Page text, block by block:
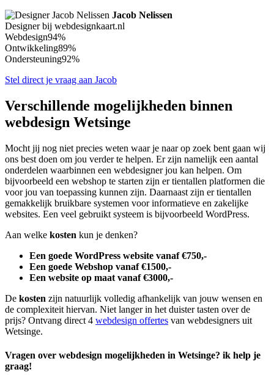
Jacob Nelissen
Designer bij webdesignkaart.nl
Webdesign94%
Ontwikkeling89%
Ondersteuning92%
Stel direct je vraag aan Jacob
Verschillende mogelijkheden binnen
webdesign Wetsinge
Mocht jij nog niet precies weten waar je naar op zoek bent gaan wij
ons best doen om jou verder te helpen. Er zijn namelijk een aantal
onderdelen waarbinnen een webdesigner jou kan helpen. Om
bijvoorbeeld een webshop te starten zijn er tientallen platformen die
voor jou van toepassing kunnen zijn. Daarnaast zijn er tientallen
gemakkelijk bruikbare systemen voor informatieve en zakelijke
websites. Een veel gebruikt systeem is bijvoorbeeld WordPress.
Aan welke kosten kun je denken?
Een goede WordPress website vanaf €750,-
Een goede Webshop vanaf €1500,-
Een website op maat vanaf €3000,-
De kosten zijn natuurlijk volledig afhankelijk van jouw wensen en
de complexiteit hiervan. Niet langer in het duister tasten over de
prijs? Ontvang direct 4 webdesign offertes van webdesigners uit
Wetsinge.
Vragen over webdesign mogelijkheden in Wetsinge? ik help je
graag!